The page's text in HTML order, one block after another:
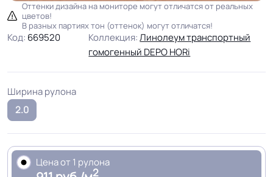
Оттенки дизайна на мониторе могут отличатся от реальных
цветов!
В разных партиях тон (оттенок) могут отличатся!
Код: 669520 Коллекция:Линолеум транспортный
гомогенный DEPO HORi
Ширина рулона
2.0
Цена от 1 рулона
2